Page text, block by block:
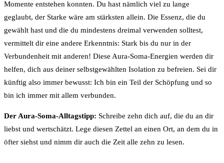
Momente entstehen konnten. Du hast nämlich viel zu lange
geglaubt, der Starke wäre am stärksten allein. Die Essenz, die du
gewählt hast und die du mindestens dreimal verwenden solltest,
vermittelt dir eine andere Erkenntnis: Stark bis du nur in der
Verbundenheit mit anderen! Diese Aura-Soma-Energien werden dir
helfen, dich aus deiner selbstgewählten Isolation zu befreien. Sei dir
künftig also immer bewusst: Ich bin ein Teil der Schöpfung und so
bin ich immer mit allem verbunden.
Der Aura-Soma-Alltagstipp: Schreibe zehn dich auf, die du an dir
liebst und wertschätzt. Lege diesen Zettel an einen Ort, an dem du in
öfter siehst und nimm dir auch die Zeit alle zehn zu lesen.